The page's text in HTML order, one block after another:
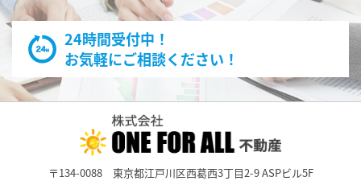
24時間受付中！
お気軽にご相談ください！
〒134-0088 東京都江戸川区西葛西3丁目2-9 ASPビル5F